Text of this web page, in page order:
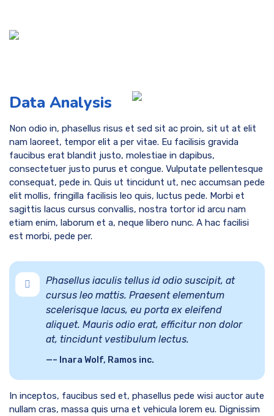
Data Analysis
Non odio in, phasellus risus et sed sit ac proin, sit ut at elit
nam laoreet, tempor elit a per vitae. Eu facilisis gravida
faucibus erat blandit justo, molestiae in dapibus,
consectetuer justo purus et congue. Vulputate pellentesque
consequat, pede in. Quis ut tincidunt ut, nec accumsan pede
elit mollis, fringilla facilisis leo quis, luctus pede. Morbi et
sagittis lacus cursus convallis, nostra tortor id arcu nam
etiam enim, laborum et a, neque libero nunc. A hac facilisi
est morbi, pede per.
Phasellus iaculis tellus id odio suscipit, at
cursus leo mattis. Praesent elementum
scelerisque lacus, eu porta ex eleifend
aliquet. Mauris odio erat, efficitur non dolor
at, tincidunt vestibulum lectus.
– Inara Wolf, Ramos inc.
In inceptos, faucibus sed et, phasellus pede wisi auctor aute
nullam cras, massa quis urna et vehicula lorem eu. Dignissim